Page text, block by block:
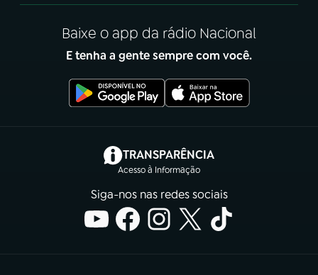
Baixe o app da rádio Nacional
E tenha a gente sempre com você.
TRANSPARÊNCIA
Acesso à Informação
(abre em nova aba)
Siga-nos nas redes sociais